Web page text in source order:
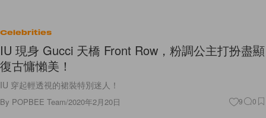
Celebrities
IU 現身 Gucci 天橋 Front Row，粉調公主打扮盡顯
復古慵懶美！
IU 穿起輕透視的裙裝特別迷人！
By POPBEE Team/2020年2月20日 9 0